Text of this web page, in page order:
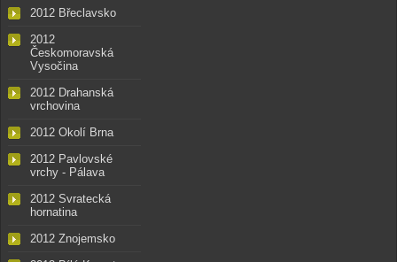
2012 Břeclavsko
2012
Českomoravská
Vysočina
2012 Drahanská
vrchovina
2012 Okolí Brna
2012 Pavlovské
vrchy - Pálava
2012 Svratecká
hornatina
2012 Znojemsko